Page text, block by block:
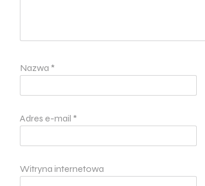
Nazwa *
Adres e-mail *
Witryna internetowa